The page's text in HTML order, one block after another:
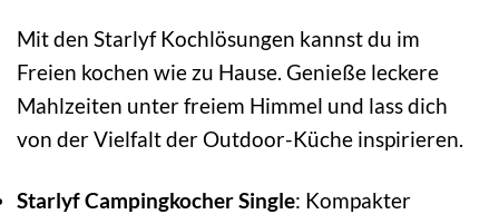
Mit den Starlyf Kochlösungen kannst du im
Freien kochen wie zu Hause. Genieße leckere
Mahlzeiten unter freiem Himmel und lass dich
von der Vielfalt der Outdoor-Küche inspirieren.
Starlyf Campingkocher Single: Kompakter